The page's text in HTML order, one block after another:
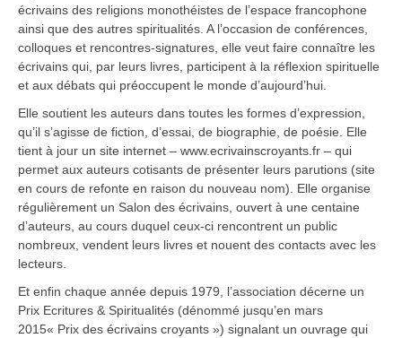
écrivains des religions monothéistes de l’espace francophone
ainsi que des autres spiritualités. A l’occasion de conférences,
colloques et rencontres-signatures, elle veut faire connaître les
écrivains qui, par leurs livres, participent à la réflexion spirituelle
et aux débats qui préoccupent le monde d’aujourd’hui.
Elle soutient les auteurs dans toutes les formes d’expression,
qu’il s’agisse de fiction, d’essai, de biographie, de poésie. Elle
tient à jour un site internet – www.ecrivainscroyants.fr – qui
permet aux auteurs cotisants de présenter leurs parutions (site
en cours de refonte en raison du nouveau nom). Elle organise
régulièrement un Salon des écrivains, ouvert à une centaine
d’auteurs, au cours duquel ceux-ci rencontrent un public
nombreux, vendent leurs livres et nouent des contacts avec les
lecteurs.
Et enfin chaque année depuis 1979, l’association décerne un
Prix Ecritures & Spiritualités (dénommé jusqu’en mars
2015« Prix des écrivains croyants ») signalant un ouvrage qui